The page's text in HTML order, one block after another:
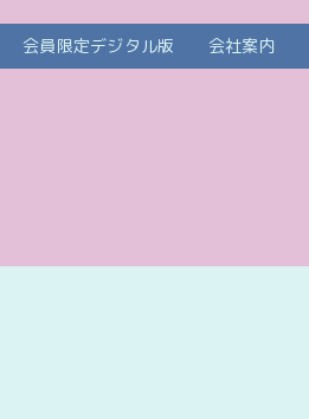
会員限定デジタル版 会社案内